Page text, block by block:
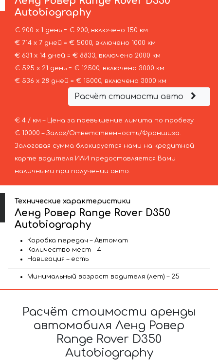
Autobiography
€ 900 х 1 день = € 900, включено 150 км
€ 714 х 7 дней = € 5000, включено 1000 км
€ 631 х 14 дней = € 8833, включено 2000 км
€ 595 х 21 день = € 12500, включено 3000 км
€ 536 х 28 дней = € 15000, включено 3000 км
Расчёт стоимости авто
€ 4 / км – Цена за превышение лимита по пробегу
€ 10000 – Залог/Ответственность/Франшиза.
Залоговая сумма блокируется нами на кредитной
карте водителя ИЛИ предоставляется Вами
наличными при получении авто.
Технические характеристики
Ленд Ровер Range Rover D350
Autobiography
Коробка передач – Автомат
Количество мест – 4
Навигация – есть
Минимальный возраст водителя (лет) – 25
Расчёт стоимости аренды
автомобиля Ленд Ровер
Range Rover D350
Autobiography